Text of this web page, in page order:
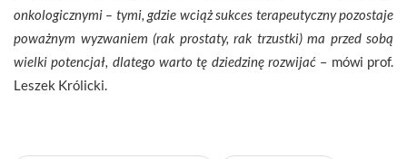
onkologicznymi – tymi, gdzie wciąż sukces terapeutyczny pozostaje
poważnym wyzwaniem (rak prostaty, rak trzustki) ma przed sobą
wielki potencjał, dlatego warto tę dziedzinę rozwijać – mówi prof.
Leszek Królicki.